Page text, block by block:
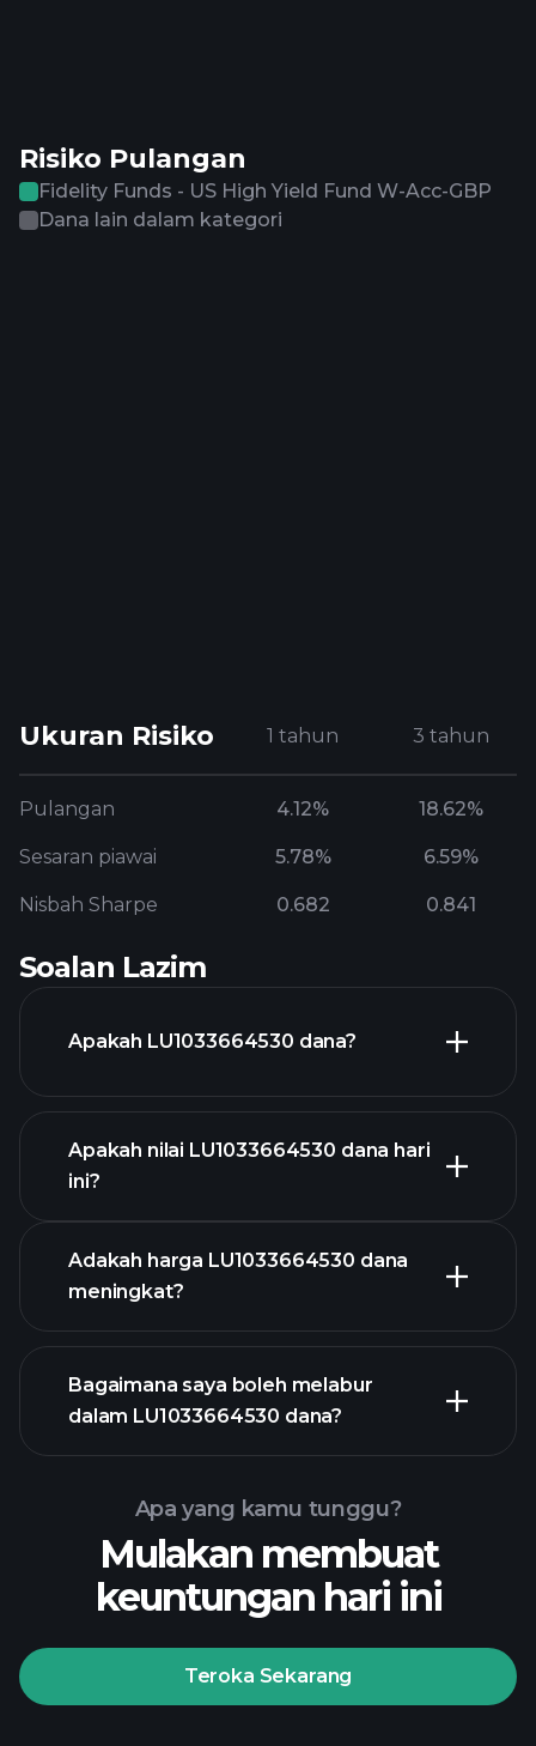
Risiko Pulangan
Fidelity Funds - US High Yield Fund W-Acc-GBP
Dana lain dalam kategori
Ukuran Risiko 1 tahun 3 tahun
Pulangan 4.12% 18.62%
Sesaran piawai 5.78% 6.59%
Nisbah Sharpe 0.682 0.841
Soalan Lazim
Apakah LU1033664530 dana?
Apakah nilai LU1033664530 dana hari
ini?
lanjutan
Adakah harga LU1033664530 dana
meningkat?
Bagaimana saya boleh melabur
dalam LU1033664530 dana?
Playtrade
Apa yang kamu tunggu?
Mulakan membuat
keuntungan hari ini
Teroka Sekarang